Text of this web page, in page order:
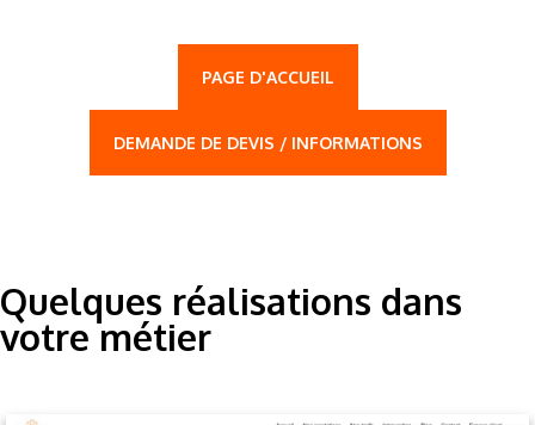
PAGE D'ACCUEIL
DEMANDE DE DEVIS / INFORMATIONS
Quelques réalisations dans
votre métier